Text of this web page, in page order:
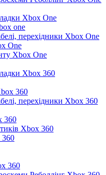
Xbox One
one
перехідники Xbox One
One
Xbox One
Xbox 360
360
перехідники Xbox 360
360
Xbox 360
360
360